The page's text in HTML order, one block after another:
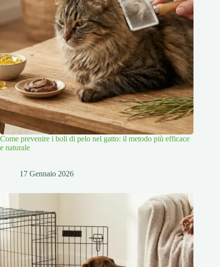
Come prevenire i boli di pelo nel gatto: il metodo più efficace
e naturale
17 Gennaio 2026